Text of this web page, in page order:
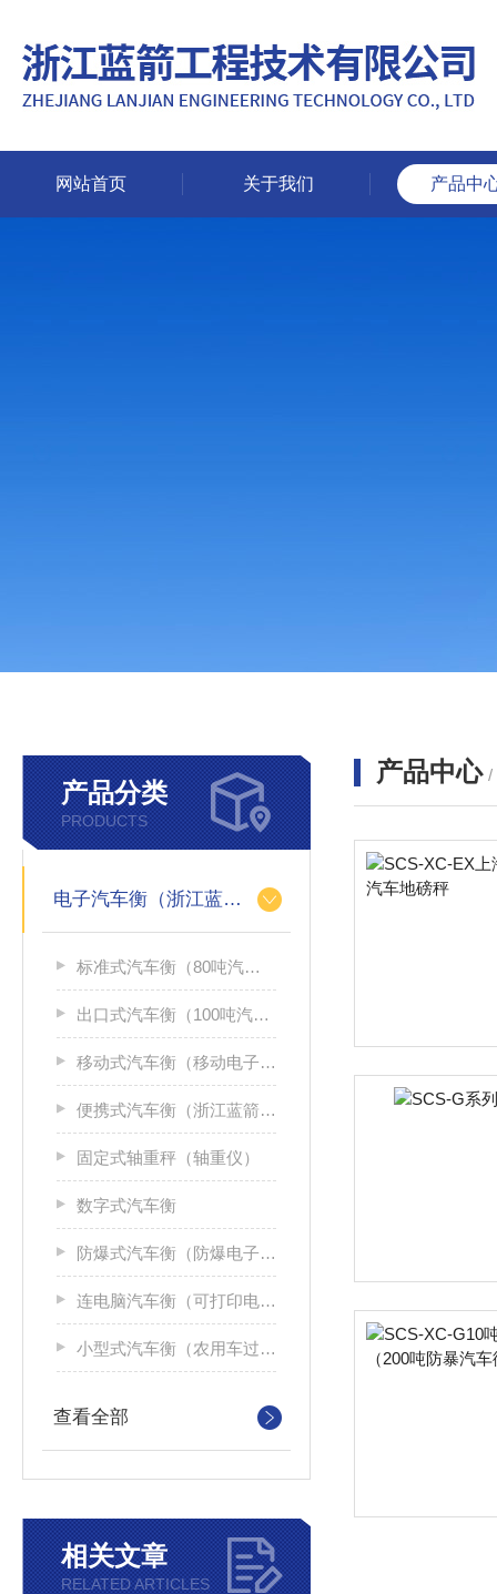
网站首页 关于我们 产品中
产品分类
PRODUCTS
电子汽车衡（浙江蓝箭汽车衡）
标准式汽车衡（80吨汽车过磅称）
出口式汽车衡（100吨汽车磅秤）
移动式汽车衡（移动电子汽车衡）
便携式汽车衡（浙江蓝箭便携式汽车衡）
固定式轴重秤（轴重仪）
数字式汽车衡
防爆式汽车衡（防爆电子汽车衡）
连电脑汽车衡（可打印电子汽车衡）
小型式汽车衡（农用车过磅秤）
查看全部
相关文章
RELATED ARTICLES
产品中心 /